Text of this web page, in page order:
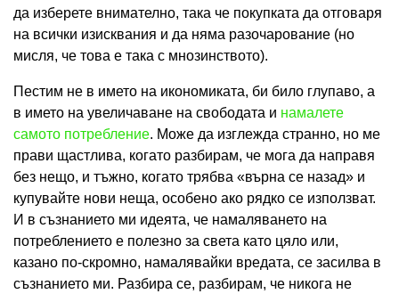
да изберете внимателно, така че покупката да отговаря
на всички изисквания и да няма разочарование (но
мисля, че това е така с мнозинството).
Пестим не в името на икономиката, би било глупаво, а
в името на увеличаване на свободата и намалете
самото потребление. Може да изглежда странно, но ме
прави щастлива, когато разбирам, че мога да направя
без нещо, и тъжно, когато трябва «върна се назад» и
купувайте нови неща, особено ако рядко се използват.
И в съзнанието ми идеята, че намаляването на
потреблението е полезно за света като цяло или,
казано по-скромно, намалявайки вредата, се засилва в
съзнанието ми. Разбира се, разбирам, че никога не